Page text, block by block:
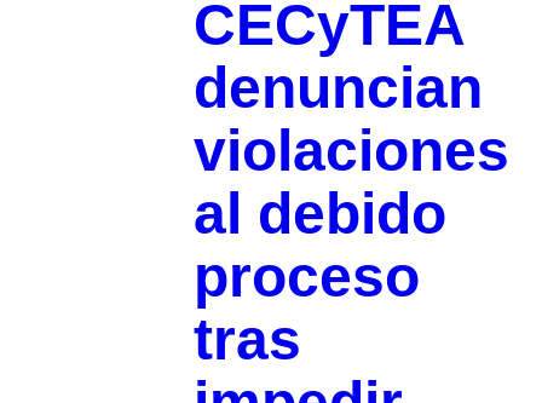
CECyTEA
denuncian
violaciones
al debido
proceso
tras